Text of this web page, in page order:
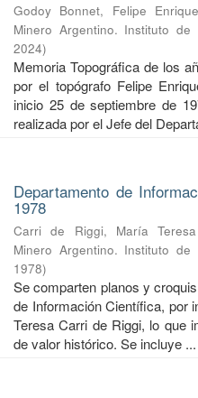
Godoy Bonnet, Felipe Enrique
Minero Argentino. Instituto
2024)
Memoria Topográfica de los
por el topógrafo Felipe
inicio 25 de septiembre de
realizada por el Jefe del
Departamento de
1978
Carri de Riggi, María Teresa
Minero Argentino. Instituto
1978)
Se comparten planos y
de Información Científica, por
Teresa Carri de Riggi, lo que
de valor histórico. Se incluye ...